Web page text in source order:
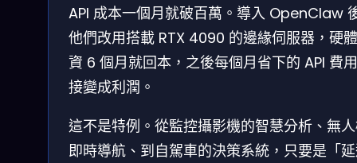
API 成本一個月就破百萬。導入 OpenClaw
他們改用搭載 RTX 4090 的邊緣伺服器，硬
資 6 個月就回本，之後每個月省下的 API 費
接變成利潤。
這不是特例。從監控攝影機的智慧分析、無
即時導航、到自駕車的決策系統，只要是「